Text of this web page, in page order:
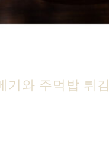
기와 주먹밥 튀김